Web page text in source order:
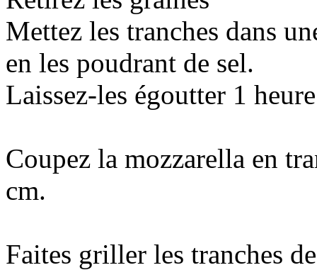
Mettez les tranches dans
en les poudrant de sel.
Laissez-les égoutter 1
Coupez la mozzarella en
cm.
Faites griller les tranches